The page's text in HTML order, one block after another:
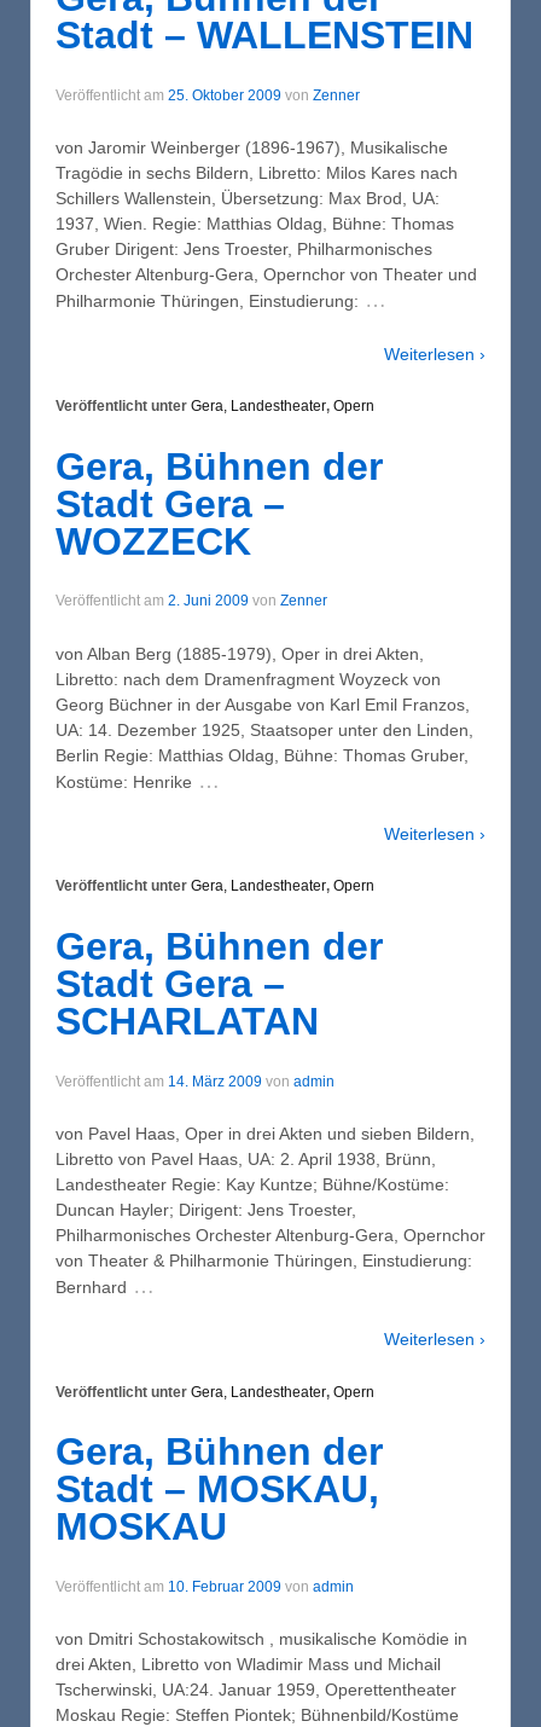
Stadt – WALLENSTEIN
Veröffentlicht am 25. Oktober 2009 von Zenner
von Jaromir Weinberger (1896-1967), Musikalische
Tragödie in sechs Bildern, Libretto: Milos Kares nach
Schillers Wallenstein, Übersetzung: Max Brod, UA:
1937, Wien. Regie: Matthias Oldag, Bühne: Thomas
Gruber Dirigent: Jens Troester, Philharmonisches
Orchester Altenburg-Gera, Opernchor von Theater und
Philharmonie Thüringen, Einstudierung: …
Weiterlesen ›
Veröffentlicht unter Gera, Landestheater, Opern
Gera, Bühnen der
Stadt Gera –
WOZZECK
Veröffentlicht am 2. Juni 2009 von Zenner
von Alban Berg (1885-1979), Oper in drei Akten,
Libretto: nach dem Dramenfragment Woyzeck von
Georg Büchner in der Ausgabe von Karl Emil Franzos,
UA: 14. Dezember 1925, Staatsoper unter den Linden,
Berlin Regie: Matthias Oldag, Bühne: Thomas Gruber,
Kostüme: Henrike …
Weiterlesen ›
Veröffentlicht unter Gera, Landestheater, Opern
Gera, Bühnen der
Stadt Gera –
SCHARLATAN
Veröffentlicht am 14. März 2009 von admin
von Pavel Haas, Oper in drei Akten und sieben Bildern,
Libretto von Pavel Haas, UA: 2. April 1938, Brünn,
Landestheater Regie: Kay Kuntze; Bühne/Kostüme:
Duncan Hayler; Dirigent: Jens Troester,
Philharmonisches Orchester Altenburg-Gera, Opernchor
von Theater & Philharmonie Thüringen, Einstudierung:
Bernhard …
Weiterlesen ›
Veröffentlicht unter Gera, Landestheater, Opern
Gera, Bühnen der
Stadt – MOSKAU,
MOSKAU
Veröffentlicht am 10. Februar 2009 von admin
von Dmitri Schostakowitsch , musikalische Komödie in
drei Akten, Libretto von Wladimir Mass und Michail
Tscherwinski, UA:24. Januar 1959, Operettentheater
Moskau Regie: Steffen Piontek; Bühnenbild/Kostüme